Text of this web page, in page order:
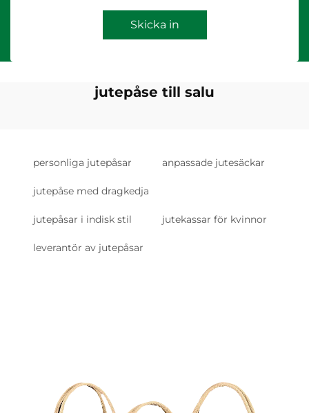
Skicka in
jutepåse till salu
personliga jutepåsar anpassade jutesäckar
jutepåse med dragkedja
jutepåsar i indisk stil jutekassar för kvinnor
leverantör av jutepåsar